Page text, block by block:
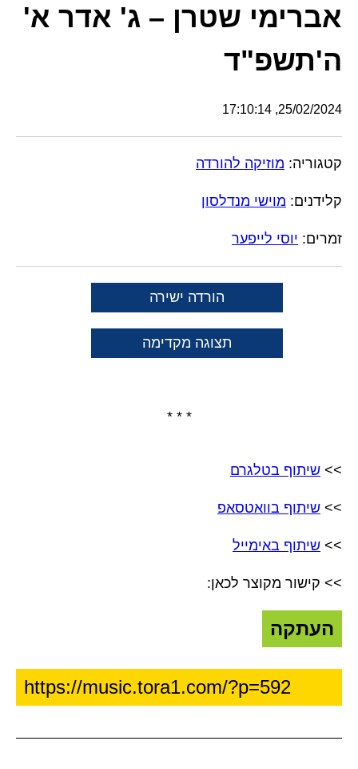
אברימי שטרן – ג' אדר א'
ה'תשפ"ד
25/02/2024, 17:10:14
קטגוריה: מוזיקה להורדה
קלידנים: מוישי מנדלסון
זמרים: יוסי לייפער
הורדה ישירה
תצוגה מקדימה
* * *
>> שיתוף בטלגרם
>> שיתוף בוואטסאפ
>> שיתוף באימייל
>> קישור מקוצר לכאן:
העתקה